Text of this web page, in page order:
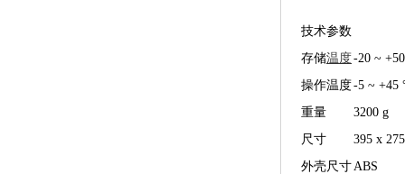
技术参数
存储温度-20 ~
操作温度-5 ~ +45
重量
3200 g
尺寸
395 x
外壳尺寸ABS